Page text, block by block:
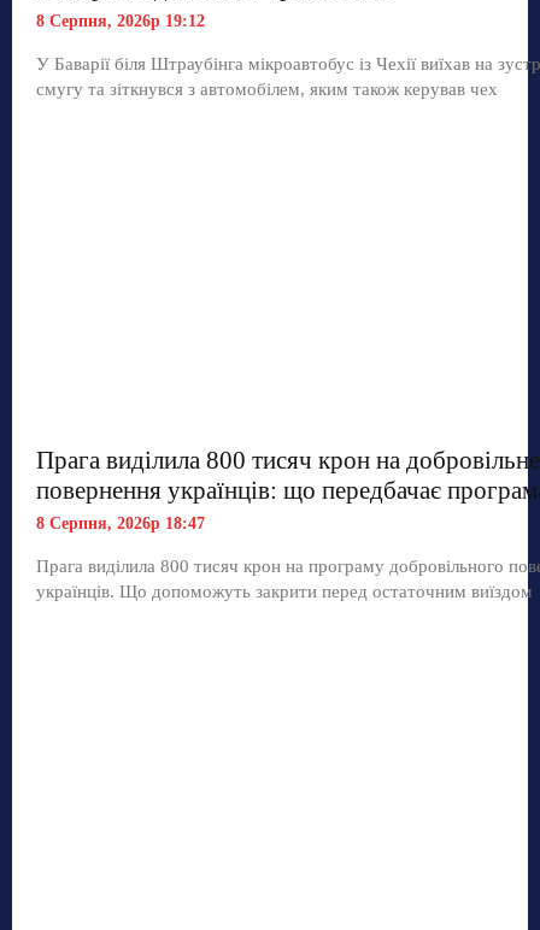
8 Серпня, 2026р 19:12
У Баварії біля Штраубінга мікроавтобус із Чехії виїхав на
смугу та зіткнувся з автомобілем, яким також керував чех
Прага виділила 800 тисяч крон на добровільне
повернення українців: що передбачає
8 Серпня, 2026р 18:47
Прага виділила 800 тисяч крон на програму добровільного
українців. Що допоможуть закрити перед остаточним виїздом